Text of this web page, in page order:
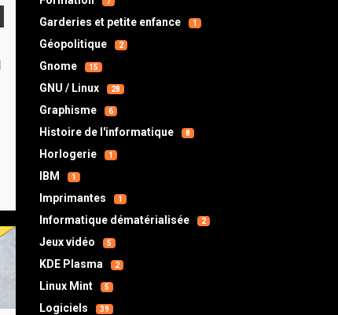
Garderies et petite enfance 1
Géopolitique 2
Gnome 15
GNU / Linux 28
Graphisme 6
Histoire de l'informatique 8
Horlogerie 1
IBM 1
Imprimantes 1
Informatique dématérialisée 2
Jeux vidéo 5
KDE Plasma 2
Linux Mint 5
Logiciels 39